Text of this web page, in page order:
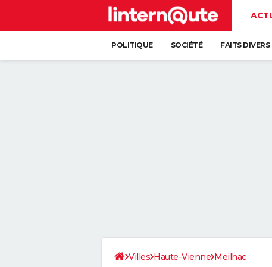
POLITIQUE SOCIÉTÉ FAITS DIVERS
Villes Haute-Vienne Meilhac